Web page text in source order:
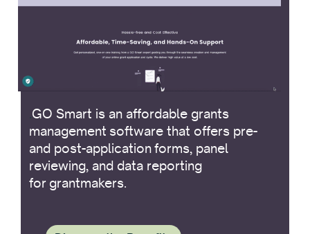
.GO Smart is an affordable grants
management software that offers pre-
and post-application forms, panel
reviewing, and data reporting
for grantmakers.